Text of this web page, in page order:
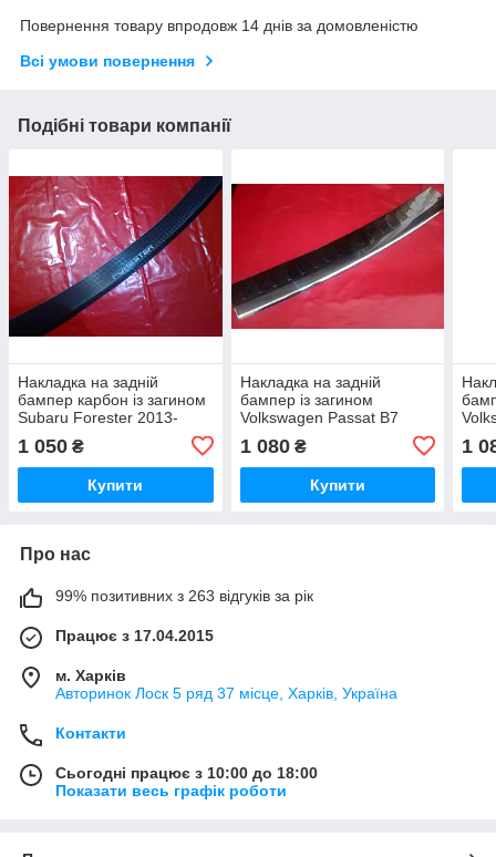
Повернення товару впродовж 14 днів за домовленістю
Всі умови повернення
Подібні товари компанії
Накладка на задній
бампер карбон із загином
Subaru Forester 2013-
1 050 ₴
Купити
Накладка на задній
бампер із загином
Volkswagen Passat B7
1 080₴
Купити
1
Про нас
99% позитивних з 263 відгуків за рік
Працює з 17.04.2015
м. Харків
Авторинок Лоск 5 ряд 37 місце, Харків, Україна
Контакти
Сьогодні працює з 10:00 до 18:00
Показати весь графік роботи